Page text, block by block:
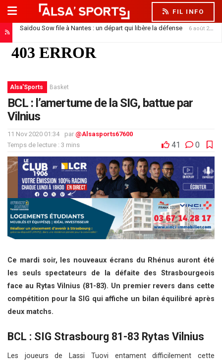
FIL INFO
Saïdou Sow file à Nantes : un départ qui libère la défense 6 août 2026
Alsa'Sports Basket
BCL : l’amertume de la SIG, battue par
Vilnius
11 Nov 2020 01:34 par @Alsasports67600
Temps de lecture : 3 mins
41 0
Ce mardi soir, les nouveaux écrans du Rhénus auront été
les seuls spectateurs de la défaite des Strasbourgeois
face au Rytas Vilnius (81-83). Un premier revers dans cette
compétition pour la SIG qui affiche un bilan équilibré après
deux matchs.
BCL : SIG Strasbourg 81-83 Rytas Vilnius
Les joueurs de Lassi Tuovi entament difficilement cette